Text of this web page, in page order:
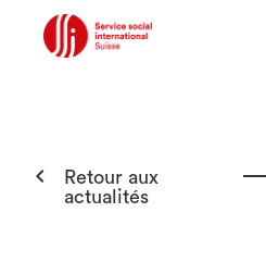

Retour aux
actualités